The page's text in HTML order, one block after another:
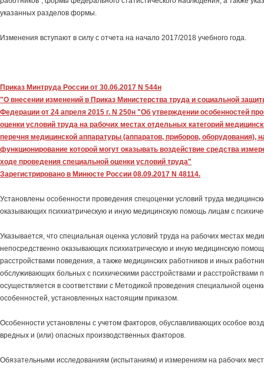
указанных разделов формы.
Изменения вступают в силу с отчета на начало 2017/2018 учебного года.
Приказ Минтруда России от 30.06.2017 N 544н
"О внесении изменений в Приказ Министерства труда и социальной
Федерации от 24 апреля 2015 г. N 250н "Об утверждении особенностей
оценки условий труда на рабочих местах отдельных категорий
перечня медицинской аппаратуры (аппаратов, приборов, оборудования),
функционирование которой могут оказывать воздействие средства
ходе проведения специальной оценки условий труда"
Зарегистрировано в Минюсте России 08.09.2017 N 48114.
Установлены особенности проведения спецоценки условий труда
оказывающих психиатрическую и иную медицинскую помощь лицам с
Указывается, что специальная оценка условий труда на рабочих местах
непосредственно оказывающих психиатрическую и иную медицинскую
расстройствами поведения, а также медицинских работников и иных
обслуживающих больных с психическими расстройствами и расстройствами
осуществляется в соответствии с Методикой проведения специальной
особенностей, установленных настоящим приказом.
Особенности установлены с учетом факторов, обуславливающих особое
вредных и (или) опасных производственных факторов.
Обязательными исследованиям (испытаниям) и измерениям на рабочих